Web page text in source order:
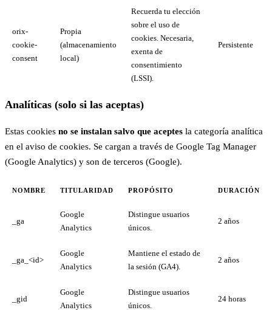
orix-
cookie-
consent
Propia
(almacenamiento
local)
Recuerda tu elección
sobre el uso de
cookies. Necesaria,
exenta de
consentimiento
(LSSI).
Persistente
Analíticas (solo si las aceptas)
Estas cookies no se instalan salvo que aceptes la categoría analítica
en el aviso de cookies. Se cargan a través de Google Tag Manager
(Google Analytics) y son de terceros (Google).
NOMBRE TITULARIDAD PROPÓSITO DURACIÓN
_ga
Google
Analytics
Distingue usuarios
únicos.
2 años
_ga_<id>
Google
Analytics
Mantiene el estado de
la sesión (GA4).
2 años
_gid
Google
Analytics
Distingue usuarios
únicos.
24 horas